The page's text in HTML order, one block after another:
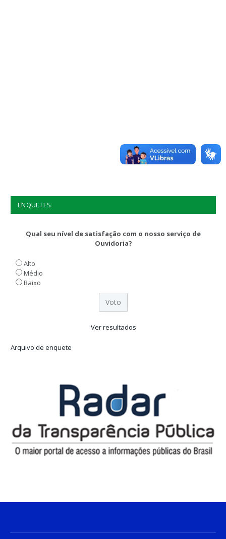
ENQUETES
Qual seu nível de satisfação com o nosso serviço de
Ouvidoria?
Alto
Médio
Baixo
Ver resultados
Arquivo de enquete